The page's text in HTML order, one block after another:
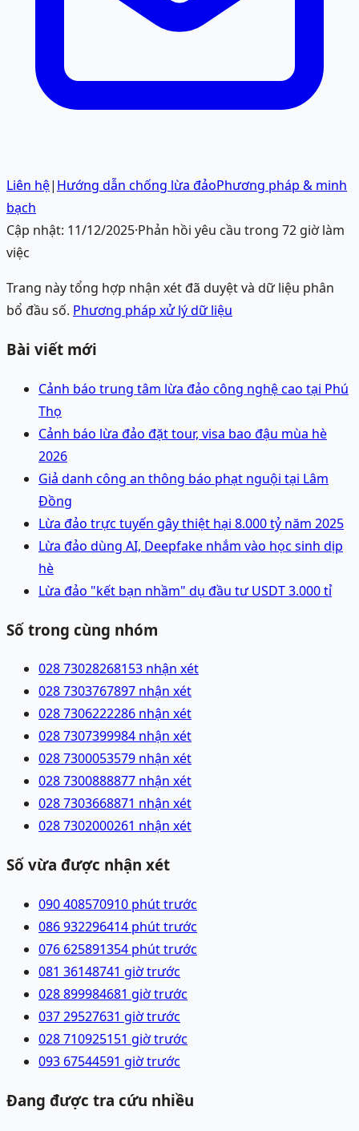
Liên hệ| Hướng dẫn chống lừa đảoPhương pháp & minh
bạch
Cập nhật: 11/12/2025·Phản hồi yêu cầu trong 72 giờ làm
việc
Trang này tổng hợp nhận xét đã duyệt và dữ liệu phân
bổ đầu số. Phương pháp xử lý dữ liệu
Bài viết mới
Cảnh báo trung tâm lừa đảo công nghệ cao tại Phú
Thọ
Cảnh báo lừa đảo đặt tour, visa bao đậu mùa hè
2026
Giả danh công an thông báo phạt nguội tại Lâm
Đồng
Lừa đảo trực tuyến gây thiệt hại 8.000 tỷ năm 2025
Lừa đảo dùng AI, Deepfake nhắm vào học sinh dịp
hè
Lừa đảo "kết bạn nhầm" dụ đầu tư USDT 3.000 tỉ
Số trong cùng nhóm
028 73028268153 nhận xét
028 7303767897 nhận xét
028 7306222286 nhận xét
028 7307399984 nhận xét
028 7300053579 nhận xét
028 7300888877 nhận xét
028 7303668871 nhận xét
028 7302000261 nhận xét
Số vừa được nhận xét
090 408570910 phút trước
086 932296414 phút trước
076 625891354 phút trước
081 36148741 giờ trước
028 899984681 giờ trước
037 29527631 giờ trước
028 710925151 giờ trước
093 67544591 giờ trước
Đang được tra cứu nhiều